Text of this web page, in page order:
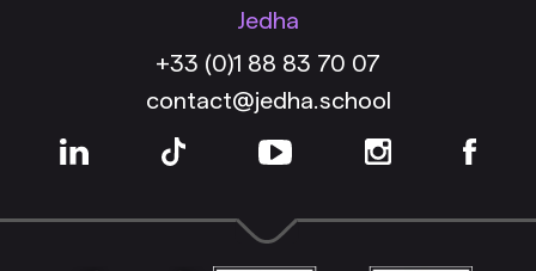
Jedha
+33 (0)1 88 83 70 07
contact@jedha.school